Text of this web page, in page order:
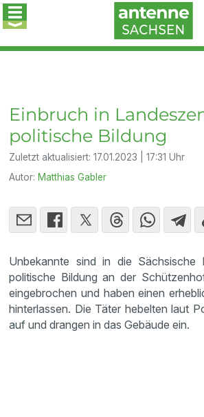
Einbruch in
politische Bildung
Zuletzt aktualisiert:17.01.2023 | 17:31 Uhr
Autor: Matthias Gabler
Unbekannte sind in die Sächsische
politische Bildung an der
eingebrochen und haben einen
hinterlassen. Die Täter hebelten laut
auf und drangen in das Gebäude ein.